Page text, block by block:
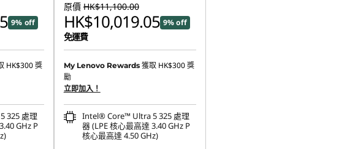
9% off
HK$300獎
325 處理
GHz P
原價 HK$11,100.00
HK$10,019.05 9% off
免運費
My Lenovo Rewards 獲取 HK$300獎
勵
立即加入！
Intel® Core™ Ultra 5 325 處理
器 (LPE 核心最高達 3.40 GHz P
核心最高達 4.50 GHz)